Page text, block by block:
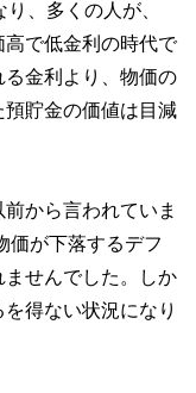
、多くの人が、
で低金利の時代で
金利より、物価の
預貯金の価値は目減
から言われていま
価が下落するデフ
ませんでした。しか
得ない状況になり